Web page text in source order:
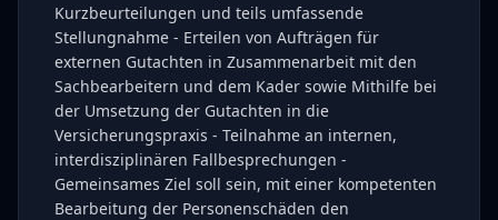
Kurzbeurteilungen und teils umfassende
Stellungnahme - Erteilen von Aufträgen für
externen Gutachten in Zusammenarbeit mit den
Sachbearbeitern und dem Kader sowie Mithilfe bei
der Umsetzung der Gutachten in die
Versicherungspraxis - Teilnahme an internen,
interdisziplinären Fallbesprechungen -
Gemeinsames Ziel soll sein, mit einer kompetenten
Bearbeitung der Personenschäden den